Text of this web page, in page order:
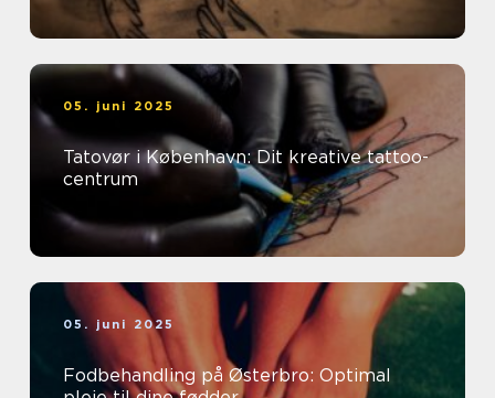
05. juni 2025
Tatovør i København: Dit kreative tattoo-
centrum
05. juni 2025
Fodbehandling på Østerbro: Optimal